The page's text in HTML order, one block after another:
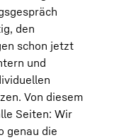
den
schon jetzt
und
Von diesem
Seiten: Wir
genau die